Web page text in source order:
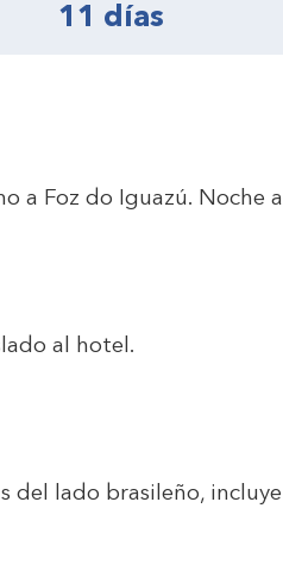
11 días
a Foz do Iguazú. Noche a
al hotel.
del lado brasileño, incluye